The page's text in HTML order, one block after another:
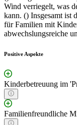
Wind verriegelt, was
kann. () Insgesamt ist
für Familien mit
abwechslungsreiche
Positive Aspekte
Kinderbetreuung im
Familienfreundliche